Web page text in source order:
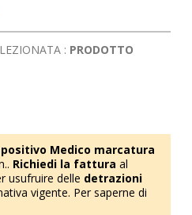
: PRODOTTO
Medico marcatura
Richiedi la fattura al
usufruire delle detrazioni
vigente. Per saperne di